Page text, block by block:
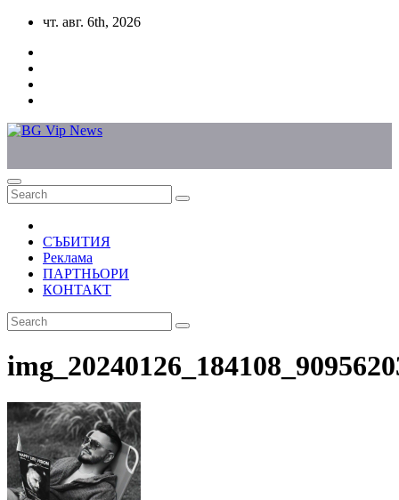
Skip
content
чт. авг. 6th, 2026
СЪБИТИЯ
Реклама
ПАРТНЬОРИ
КОНТАКТ